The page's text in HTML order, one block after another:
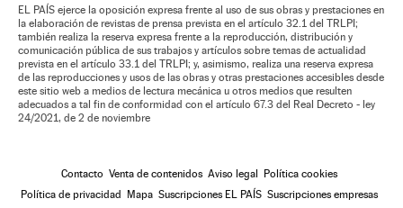
EL PAÍS ejerce la oposición expresa frente al uso de sus obras y prestaciones en
la elaboración de revistas de prensa prevista en el artículo 32.1 del TRLPI;
también realiza la reserva expresa frente a la reproducción, distribución y
comunicación pública de sus trabajos y artículos sobre temas de actualidad
prevista en el artículo 33.1 del TRLPI; y, asimismo, realiza una reserva expresa
de las reproducciones y usos de las obras y otras prestaciones accesibles desde
este sitio web a medios de lectura mecánica u otros medios que resulten
adecuados a tal fin de conformidad con el artículo 67.3 del Real Decreto - ley
24/2021, de 2 de noviembre
Contacto Venta de contenidos Aviso legal
Política cookies
Política de privacidad
Mapa Suscripciones EL PAÍS Suscripciones empresas